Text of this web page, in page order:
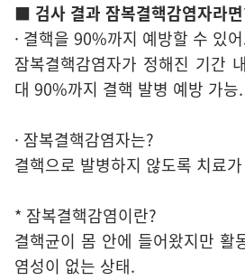
■ 검사 결과 잠복결핵감염자라
· 결핵을 90%까지 예방할 수 있
잠복결핵감염자가 정해진 기간
대 90%까지 결핵 발병 예방 가능.
· 잠복결핵감염자는?
결핵으로 발병하지 않도록 치료
* 잠복결핵감염이란?
결핵균이 몸 안에 들어왔지만 활
염성이 없는 상태.